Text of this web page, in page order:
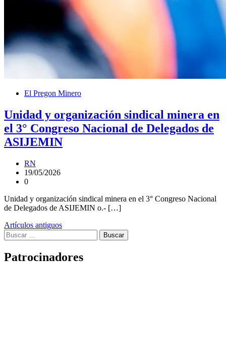
El Pregon Minero
Unidad y organización sindical minera en
el 3° Congreso Nacional de Delegados de
ASIJEMIN
RN
19/05/2026
0
Unidad y organización sindical minera en el 3° Congreso Nacional
de Delegados de ASIJEMIN o.- […]
Navegación
de
entradas
Artículos antiguos
Buscar:
Patrocinadores